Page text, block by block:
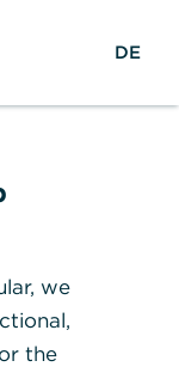
Zum Portal
DE
we
the